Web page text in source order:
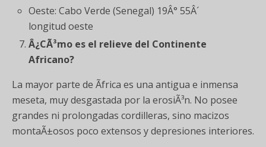
Oeste: Cabo Verde (Senegal) 19Â° 55Â´
longitud oeste
Â¿CÃ³mo es el relieve del Continente
Africano?
La mayor parte de Ãfrica es una antigua e inmensa
meseta, muy desgastada por la erosiÃ³n. No posee
grandes ni prolongadas cordilleras, sino macizos
montaÃ±osos poco extensos y depresiones interiores.